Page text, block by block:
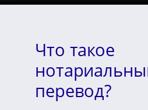
Что такое
перевод?